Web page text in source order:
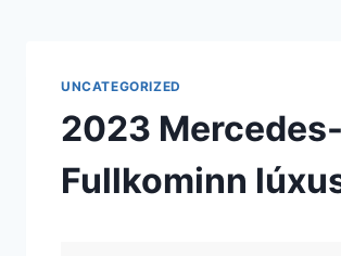
UNCATEGORIZED
2023
Fullkominn